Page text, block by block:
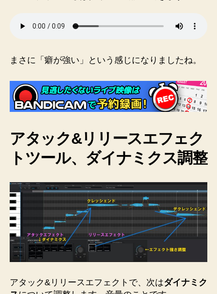
まさに「癖が強い」という感じになりましたね。
アタック&リリースエフェク
トツール、ダイナミクス調整
アタック&リリースエフェクトで、次はダイナミク